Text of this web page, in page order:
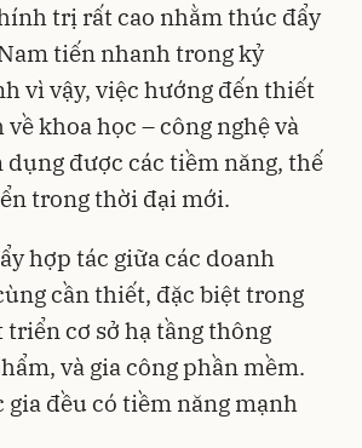
trị rất cao nhằm thúc đẩy
tiến nhanh trong kỷ
vì vậy, việc hướng đến thiết
khoa học – công nghệ và
được các tiềm năng, thế
trong thời đại mới.
hợp tác giữa các doanh
cần thiết, đặc biệt trong
cơ sở hạ tầng thông
và gia công phần mềm.
đều có tiềm năng mạnh